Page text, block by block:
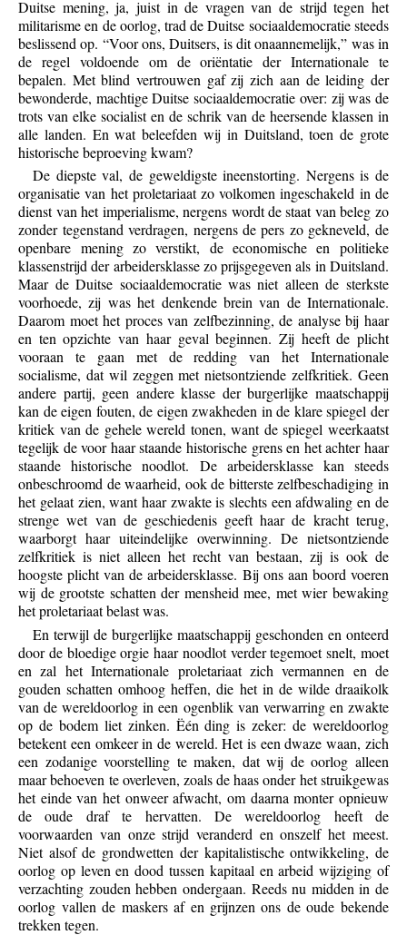
Duitse mening, ja, juist in de vragen van de strijd tegen het
militarisme en de oorlog, trad de Duitse sociaaldemocratie steeds
beslissend op. “Voor ons, Duitsers, is dit onaannemelijk,” was in
de regel voldoende om de oriëntatie der Internationale te
bepalen. Met blind vertrouwen gaf zij zich aan de leiding der
bewonderde, machtige Duitse sociaaldemocratie over: zij was de
trots van elke socialist en de schrik van de heersende klassen in
alle landen. En wat beleefden wij in Duitsland, toen de grote
historische beproeving kwam?
De diepste val, de geweldigste ineenstorting. Nergens is de
organisatie van het proletariaat zo volkomen ingeschakeld in de
dienst van het imperialisme, nergens wordt de staat van beleg zo
zonder tegenstand verdragen, nergens de pers zo gekneveld, de
openbare mening zo verstikt, de economische en politieke
klassenstrijd der arbeidersklasse zo prijsgegeven als in Duitsland.
Maar de Duitse sociaaldemocratie was niet alleen de sterkste
voorhoede, zij was het denkende brein van de Internationale.
Daarom moet het proces van zelfbezinning, de analyse bij haar
en ten opzichte van haar geval beginnen. Zij heeft de plicht
vooraan te gaan met de redding van het Internationale
socialisme, dat wil zeggen met nietsontziende zelfkritiek. Geen
andere partij, geen andere klasse der burgerlijke maatschappij
kan de eigen fouten, de eigen zwakheden in de klare spiegel der
kritiek van de gehele wereld tonen, want de spiegel weerkaatst
tegelijk de voor haar staande historische grens en het achter haar
staande historische noodlot. De arbeidersklasse kan steeds
onbeschroomd de waarheid, ook de bitterste zelfbeschadiging in
het gelaat zien, want haar zwakte is slechts een afdwaling en de
strenge wet van de geschiedenis geeft haar de kracht terug,
waarborgt haar uiteindelijke overwinning. De nietsontziende
zelfkritiek is niet alleen het recht van bestaan, zij is ook de
hoogste plicht van de arbeidersklasse. Bij ons aan boord voeren
wij de grootste schatten der mensheid mee, met wier bewaking
het proletariaat belast was.
En terwijl de burgerlijke maatschappij geschonden en onteerd
door de bloedige orgie haar noodlot verder tegemoet snelt, moet
en zal het Internationale proletariaat zich vermannen en de
gouden schatten omhoog heffen, die het in de wilde draaikolk
van de wereldoorlog in een ogenblik van verwarring en zwakte
op de bodem liet zinken. Ëén ding is zeker: de wereldoorlog
betekent een omkeer in de wereld. Het is een dwaze waan, zich
een zodanige voorstelling te maken, dat wij de oorlog alleen
maar behoeven te overleven, zoals de haas onder het struikgewas
het einde van het onweer afwacht, om daarna monter opnieuw
de oude draf te hervatten. De wereldoorlog heeft de
voorwaarden van onze strijd veranderd en onszelf het meest.
Niet alsof de grondwetten der kapitalistische ontwikkeling, de
oorlog op leven en dood tussen kapitaal en arbeid wijziging of
verzachting zouden hebben ondergaan. Reeds nu midden in de
oorlog vallen de maskers af en grijnzen ons de oude bekende
trekken tegen.